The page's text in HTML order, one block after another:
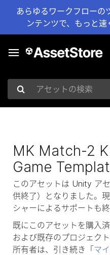
あらゆるワークフローの
ンテンツで、もっと
アセットの検索
MK Match-2
Game
このアセットは Unity ア
供終了）となりました。
シャーによるサポートも終
既にこのアセットを購入
および既存のプロジェク
所有者は、引き続き「 マ